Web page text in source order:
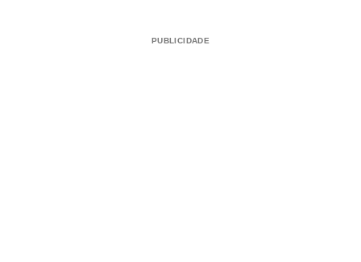
PUBLICIDADE